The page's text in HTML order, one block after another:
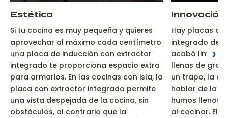
Estética
Si tu cocina es muy pequeña y quieres
aprovechar al máximo cada centímetro
una placa de inducción con extractor
integrado te proporciona espacio extra
para armarios. En las cocinas con isla, la
placa con extractor integrado permite
una vista despejada de la cocina, sin
obstáculos, al contrario que la
Innovación
Hay placas
integrado de
acabó limpiar
llenas de
un trapo, la
hablar de la
humos llenos
al cocinar. El